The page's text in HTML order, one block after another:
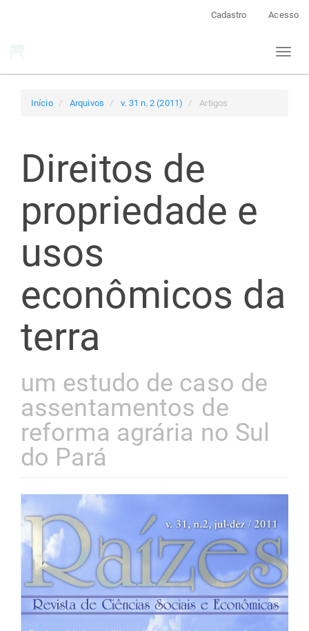
Cadastro Acesso
Toggle
Início Arquivos v. 31 n. 2 (2011) Artigos
Direitos de
propriedade e
usos
econômicos da
terra
um estudo de caso de
assentamentos de
reforma agrária no Sul
do Pará
Barra
lateral
de
artigos